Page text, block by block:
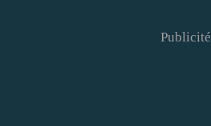
Publicité